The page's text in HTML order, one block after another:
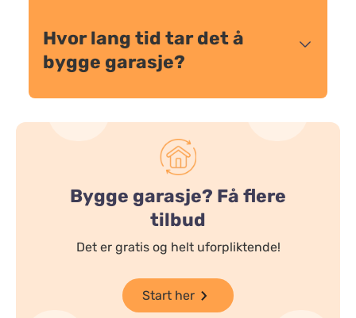
Hvor lang tid tar det å
bygge garasje?
Bygge garasje? Få flere
tilbud
Det er gratis og helt uforpliktende!
Start her